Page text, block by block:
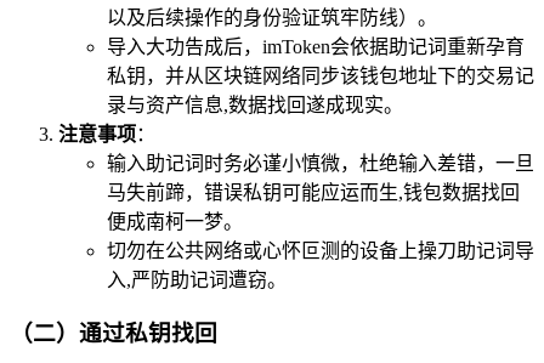
以及后续操作的身份验证筑牢防线）。
导入大功告成后，imToken会依据助记词重新孕育
私钥，并从区块链网络同步该钱包地址下的交易记
录与资产信息,数据找回遂成现实。
注意事项 ：
输入助记词时务必谨小慎微，杜绝输入差错，一旦
马失前蹄，错误私钥可能应运而生,钱包数据找回
便成南柯一梦。
切勿在公共网络或心怀叵测的设备上操刀助记词导
入,严防助记词遭窃。
（二）通过私钥找回